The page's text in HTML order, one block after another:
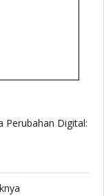
Perubahan Digital: